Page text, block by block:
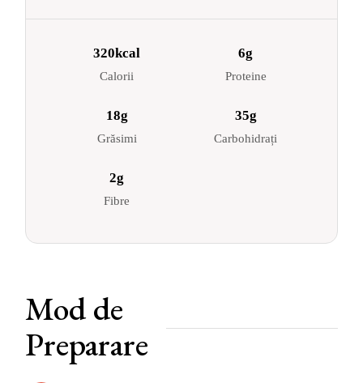
320kcal
Calorii
6g
Proteine
18g
Grăsimi
35g
Carbohidrați
2g
Fibre
Mod de
Preparare